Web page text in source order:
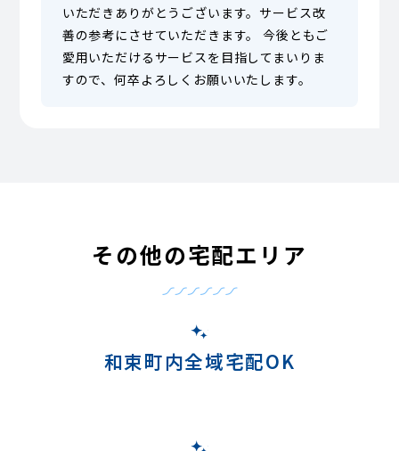
いただきありがとうございます。サービス改
善の参考にさせていただきます。 今後ともご
愛用いただけるサービスを目指してまいりま
すので、何卒よろしくお願いいたします。
その他の宅配エリア
和束町内全域宅配OK